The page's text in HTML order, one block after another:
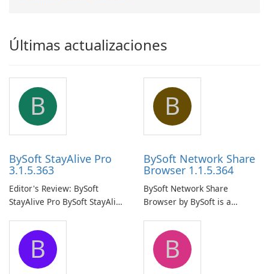
Últimas actualizaciones
B
BySoft StayAlive Pro
3.1.5.363
Editor's Review: BySoft
StayAlive Pro BySoft StayAlive
application designed to
ensure the continuous and
uninterrupted operation of
your computer system.
B
BySoft Network Share
Browser 1.1.5.364
BySoft Network Share
Browser by BySoft is a
application that allows users
to easily browse and manage
shared folders on their
network.
B B